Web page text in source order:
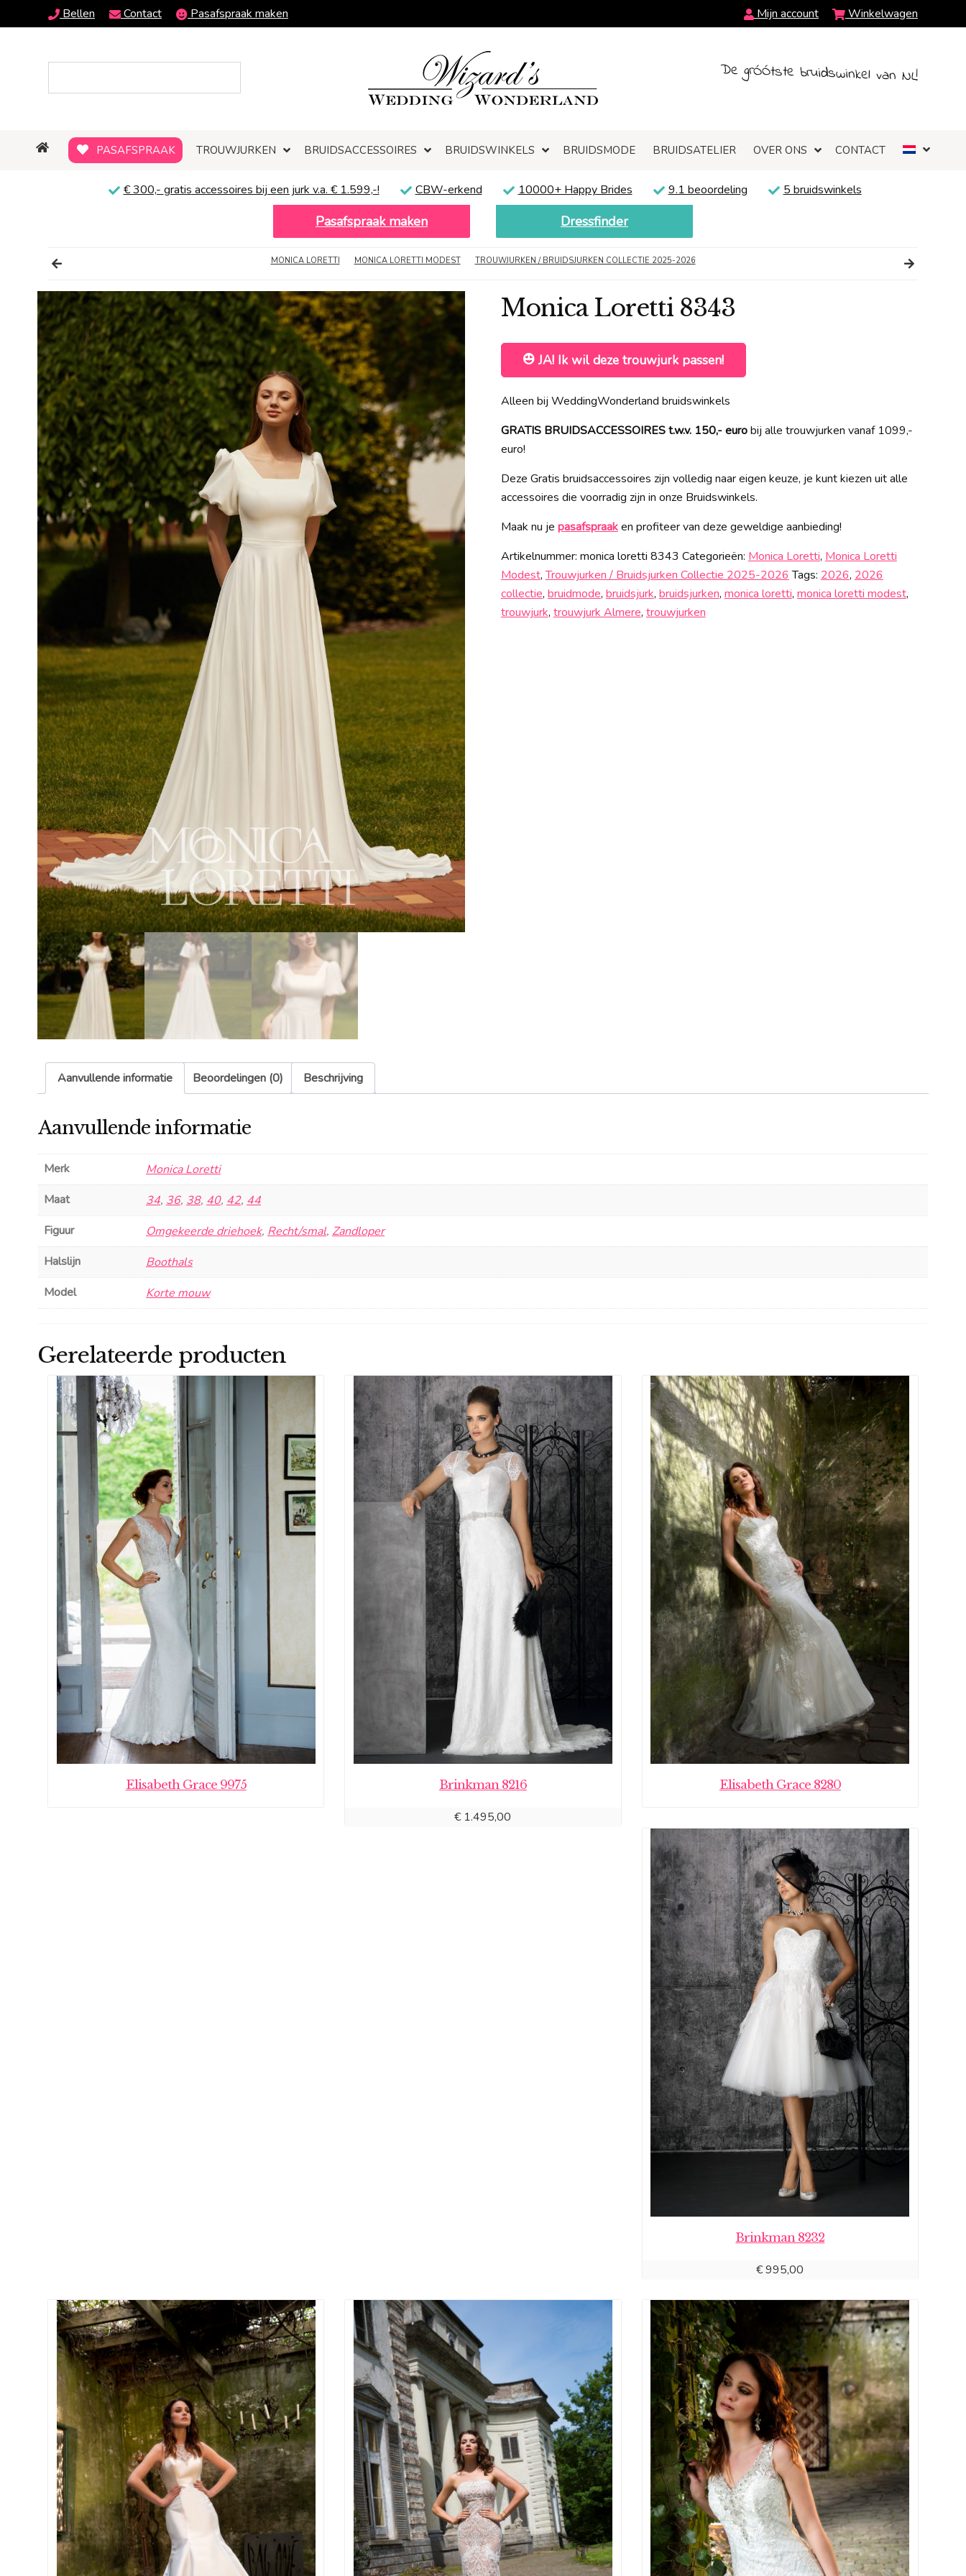
Bellen Contact Pasafspraak maken Mijn account Winkelwagen
De grÓÓtste bruidswinkel van NL!
PASAFSPRAAK TROUWJURKEN BRUIDSACCESSOIRES BRUIDSWINKELS BRUIDSMODE BRUIDSATELIER OVER ONS CONTACT
€ 300,- gratis accessoires bij een jurk v.a. € 1.599,-! CBW-erkend 10000+ Happy Brides 9.1 beoordeling 5 bruidswinkels
Pasafspraak maken Dressfinder
MONICA LORETTI MONICA LORETTI MODEST TROUWJURKEN / BRUIDSJURKEN COLLECTIE 2025-2026
Monica Loretti 8343
JA! Ik wil deze trouwjurk passen!
Alleen bij WeddingWonderland bruidswinkels
GRATIS BRUIDSACCESSOIRES t.w.v. 150,- eurobij alle trouwjurken vanaf 1099,-
euro!
Deze Gratis bruidsaccessoires zijn volledig naar eigen keuze, je kunt kiezen uit alle
accessoires die voorradig zijn in onze Bruidswinkels.
Maak nu je pasafspraaken profiteer van deze geweldige aanbieding!
Artikelnummer: monica loretti 8343 Categorieën: Monica Loretti, Monica Loretti
Modest,Trouwjurken / Bruidsjurken Collectie 2025-2026 Tags: 2026, 2026
collectie, bruidmode, bruidsjurk, bruidsjurken, monica loretti, monica loretti modest,
trouwjurk, trouwjurk Almere, trouwjurken
Aanvullende informatie Beoordelingen (0) Beschrijving
Aanvullende informatie
Merk
Monica Loretti
Maat
34, 36, 38, 40, 42, 44
Figuur
Omgekeerde driehoek, Recht/smal, Zandloper
Halslijn
Boothals
Model
Korte mouw
Gerelateerde producten
Elisabeth Grace 9975 Brinkman 8216
€1.495,00
Elisabeth Grace 8280
Brinkman 8232
€995,00